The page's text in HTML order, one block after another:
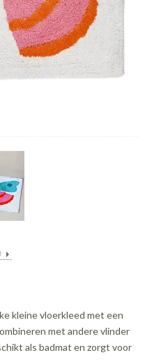
kleine vloerkleed met een
met andere vlinder
als badmat en zorgt voor